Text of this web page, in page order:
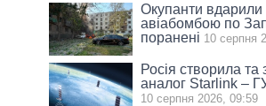
Окупанти
авіабомбою по
поранені 10 серпня
Росія створила та
аналог Starlink –
10 серпня 2026, 09:59